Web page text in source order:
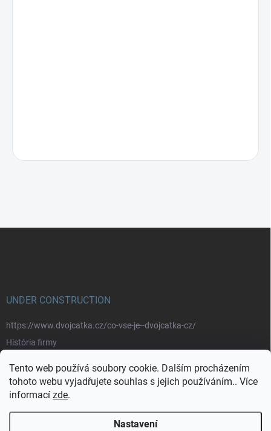
Tento web používá soubory cookie. Dalším procházením
tohoto webu vyjadřujete souhlas s jejich používáním.. Více
informací zde.
Nastavení
UNDER CONSTRUCTION
https://www.dvojcatka.cz/co-vse-je--dvojcatka-cz/
História firmy
Značky
https://www.dvojcatka.cz/kontakty/>